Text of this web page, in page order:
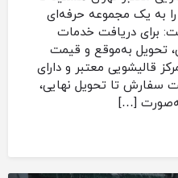
به یک مجموعه حرفه‌ای
برای دریافت خدمات
به‌موقع و قیمت
قالیشویی معتبر و دارای
سفارش تا تحویل نهایی،
[…]